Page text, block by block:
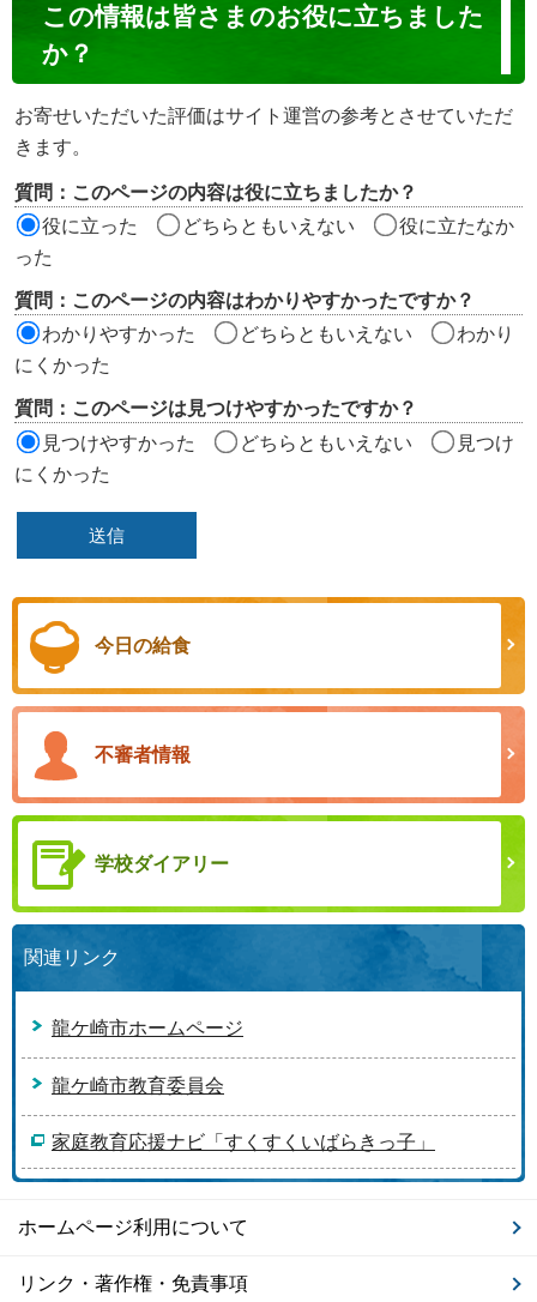
ン
ン
ツ
評
価
ア
この情報は皆さまのお役に立ちました
か？
お寄せいただいた評価はサイト運営の参考とさせていただ
きます。
質問：このページの内容は役に立ちましたか？
役に立った
どちらともいえない
役に立たなか
った
質問：このページの内容はわかりやすかったですか？
わかりやすかった
どちらともいえない
わかり
にくかった
質問：このページは見つけやすかったですか？
見つけやすかった
どちらともいえない
見つけ
にくかった
今日の給食
不審者情報
学校ダイアリー
関連リンク
龍ケ崎市ホームページ
龍ケ崎市教育委員会
家庭教育応援ナビ「すくすくいばらきっ子」
ホームページ利用について
リンク・著作権・免責事項